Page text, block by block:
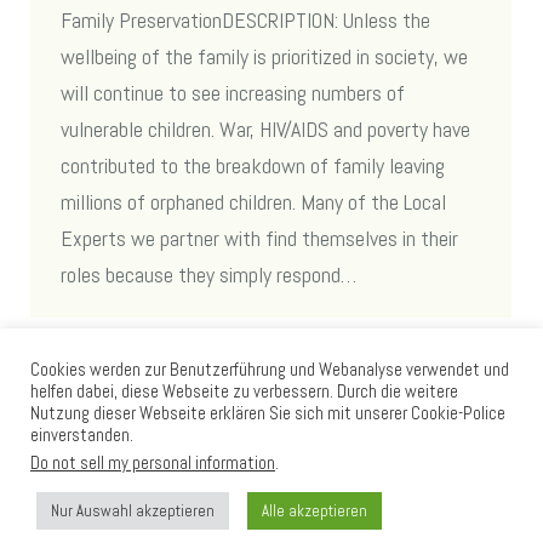
Family PreservationDESCRIPTION: Unless the
wellbeing of the family is prioritized in society, we
will continue to see increasing numbers of
vulnerable children. War, HIV/AIDS and poverty have
contributed to the breakdown of family leaving
millions of orphaned children. Many of the Local
Experts we partner with find themselves in their
roles because they simply respond…
Loom International © 2012 - 2025
Cookies werden zur Benutzerführung und Webanalyse verwendet und
helfen dabei, diese Webseite zu verbessern. Durch die weitere
Nutzung dieser Webseite erklären Sie sich mit unserer Cookie-Police
einverstanden.
Do not sell my personal information.
Nur Auswahl akzeptieren Alle akzeptieren